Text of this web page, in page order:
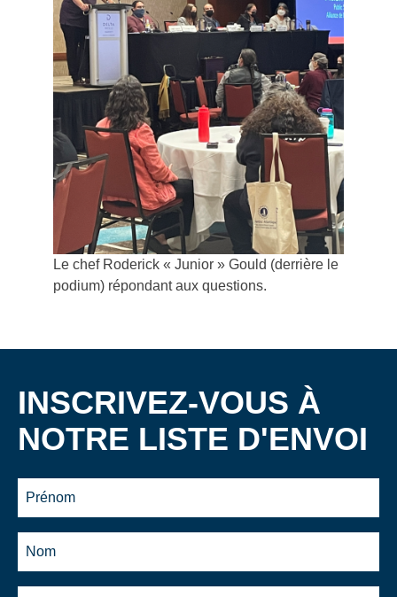
Le chef Roderick « Junior » Gould (derrière le
podium) répondant aux questions.
INSCRIVEZ-VOUS À
NOTRE LISTE D'ENVOI